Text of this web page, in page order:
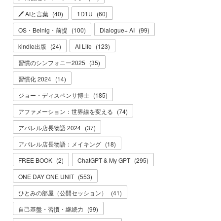
🖊 AIと言葉 (40) 1D1U (60)
OS・Beinig・前提 (100) Dialogue+ AI (99)
kindle出版 (24) AI Life (123)
習慣のシンフォニー2025 (35)
習慣化 2024 (14)
ジョー・ディスペンサ博士 (185)
アファメーション：世界線を変える (74)
アパレル店長物語 2024 (37)
アパレル店長物語：メイキング (18)
FREE BOOK (2) ChatGPT & My GPT (295)
ONE DAY ONE UNIT (553)
ひとみの部屋（公開セッション）
(41)
自己基盤・習慣・継続力 (99)